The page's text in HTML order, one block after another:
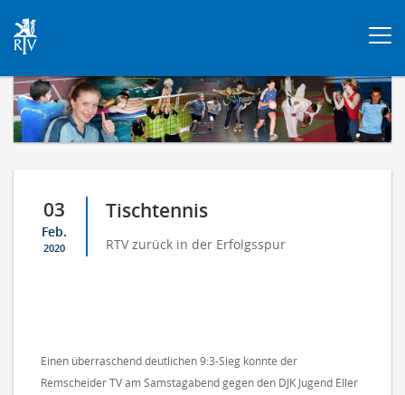
03
Feb.
2020
Tischtennis
RTV zurück in der Erfolgsspur
Einen überraschend deutlichen 9:3-Sieg konnte der
Remscheider TV am Samstagabend gegen den DJK Jugend Eller